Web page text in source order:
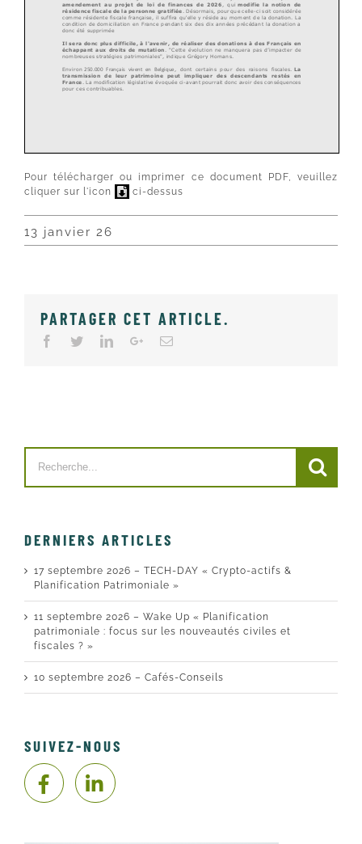
Pour télécharger ou imprimer ce document PDF, veuillez
cliquer sur l'icon
ci-dessus
13 janvier 26
PARTAGER CET ARTICLE.
Facebook
TwitterLinkedInGoogle+
for:
DERNIERS ARTICLES
17 septembre 2026 – TECH-DAY « Crypto-actifs &
Planification Patrimoniale »
11 septembre 2026 – Wake Up « Planification
patrimoniale : focus sur les nouveautés civiles et
fiscales ? »
10 septembre 2026 – Cafés-Conseils
SUIVEZ-NOUS